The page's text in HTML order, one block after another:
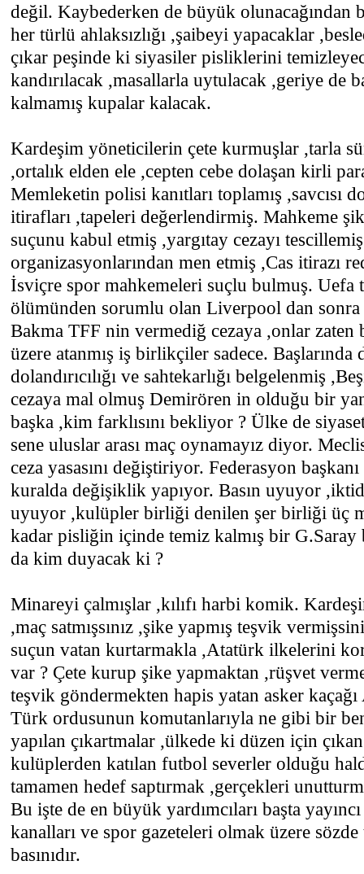
değil. Kaybederken de büyük olunacağından
her türlü ahlaksızlığı ,şaibeyi yapacaklar
çıkar peşinde ki siyasiler pisliklerini
kandırılacak ,masallarla uytulacak ,geriye de
kalmamış kupalar kalacak.
Kardeşim yöneticilerin çete kurmuşlar ,tarla
,ortalık elden ele ,cepten cebe dolaşan kirli
Memleketin polisi kanıtları toplamış ,savcısı
itirafları ,tapeleri değerlendirmiş. Mahkeme
suçunu kabul etmiş ,yargıtay cezayı
organizasyonlarından men etmiş ,Cas itirazı
İsviçre spor mahkemeleri suçlu bulmuş. Uefa
ölümünden sorumlu olan Liverpool dan sonra
Bakma TFF nin vermediğ cezaya ,onlar zaten
üzere atanmış iş birlikçiler sadece. Başlarında
dolandırıcılığı ve sahtekarlığı belgelenmiş
cezaya mal olmuş Demirören in olduğu bir
başka ,kim farklısını bekliyor ? Ülke de
sene uluslar arası maç oynamayız diyor.
ceza yasasını değiştiriyor. Federasyon
kuralda değişiklik yapıyor. Basın uyuyor
uyuyor ,kulüpler birliği denilen şer birliği üç
kadar pisliğin içinde temiz kalmış bir
da kim duyacak ki ?
Minareyi çalmışlar ,kılıfı harbi komik.
,maç satmışsınız ,şike yapmış teşvik
suçun vatan kurtarmakla ,Atatürk ilkelerini
var ? Çete kurup şike yapmaktan ,rüşvet
teşvik göndermekten hapis yatan asker kaçağı
Türk ordusunun komutanlarıyla ne gibi bir
yapılan çıkartmalar ,ülkede ki düzen için
kulüplerden katılan futbol severler olduğu
tamamen hedef saptırmak ,gerçekleri
Bu işte de en büyük yardımcıları başta
kanalları ve spor gazeteleri olmak üzere
basınıdır.